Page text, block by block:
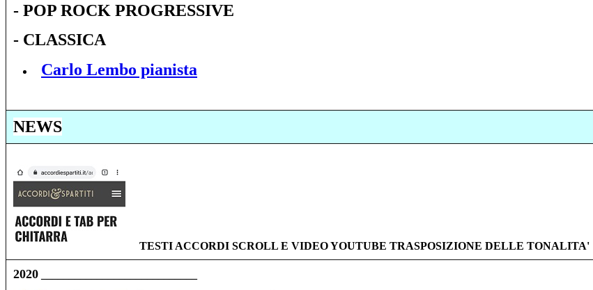
- POP ROCK PROGRESSIVE
- CLASSICA
Carlo Lembo pianista
NEWS
TESTI ACCORDI SCROLL E VIDEO YOUTUBE TRASPOSIZIONE DELLE TONALITA'
2020